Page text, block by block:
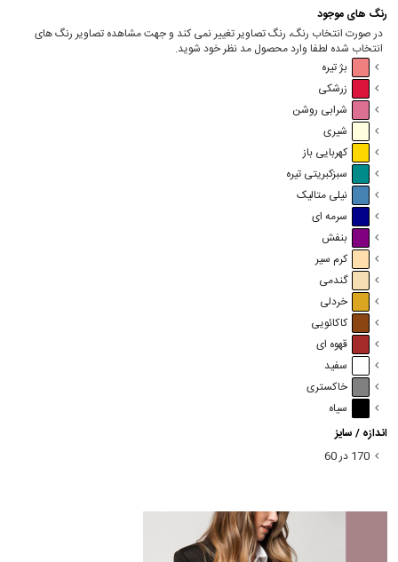
رنگ های موجود
در صورت انتخاب رنگ، رنگ تصاویر تغییر نمی کند و جهت مشاهده تصاویر رنگ های
انتخاب شده لطفا وارد محصول مد نظر خود شوید.
بژ تیره
زرشکی
شرابی روشن
شیری
کهربایی باز
سبزکبریتی تیره
نیلی متالیک
سرمه ای
بنفش
کرم سیر
گندمی
خردلی
کاکائویی
قهوه ای
سفید
خاکستری
سیاه
اندازه / سایز
170 در 60